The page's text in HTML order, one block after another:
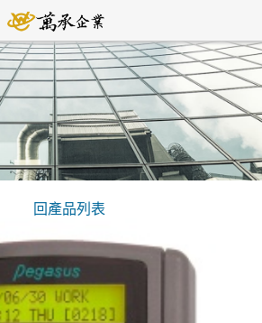
回產品列表